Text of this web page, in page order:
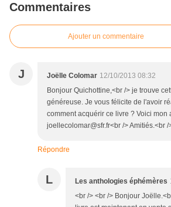
Commentaires
Ajouter un commentaire
J Joëlle Colomar 12/10/2013 08:32
Bonjour Quichottine,<br /> je trouve
généreuse. Je vous félicite de l'avoir
comment acquérir ce livre ? Voici mon
joellecolomar@sfr.fr<br /> Amitiés.<br /
Répondre
L Les anthologies éphémères
<br /> <br /> Bonjour